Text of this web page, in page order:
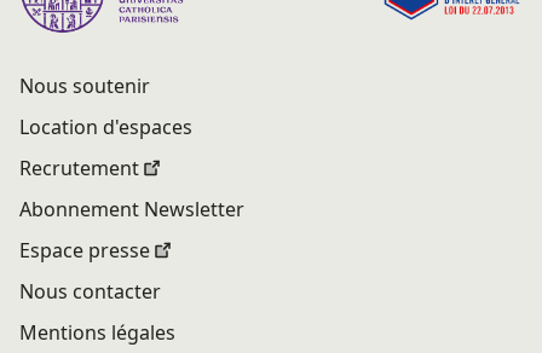
Nous soutenir
Location d'espaces
Recrutement
Abonnement Newsletter
Espace presse
Nous contacter
Mentions légales